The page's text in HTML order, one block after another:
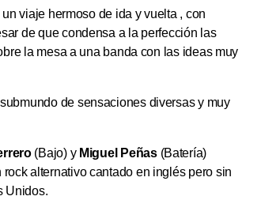
viaje hermoso de ida y vuelta , con
de que condensa a la perfección las
la mesa a una banda con las ideas muy
de sensaciones diversas y muy
(Bajo) y Miguel Peñas(Batería)
alternativo cantado en inglés pero sin
Unidos.